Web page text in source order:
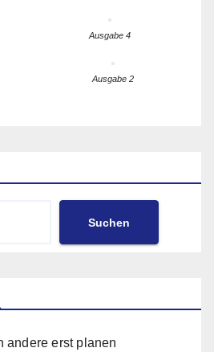
Ausgabe 4
Ausgabe 2
Suchen
andere erst planen